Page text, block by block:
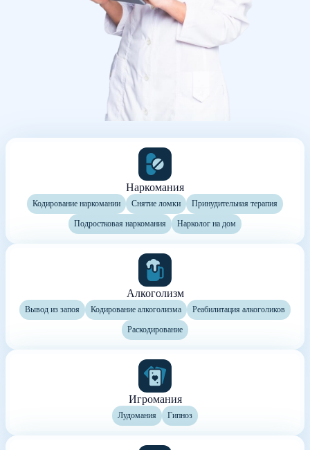
Наркомания
Кодирование наркомании Снятие ломки Принудительная терапия
Подростковая наркомания Нарколог на дом
Алкоголизм
Вывод из запоя Кодирование алкоголизма Реабилитация алкоголиков
Раскодирование
Игромания
Лудомания Гипноз